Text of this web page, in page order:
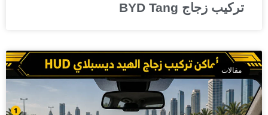
تركيب زجاج BYD Tang
مقالات